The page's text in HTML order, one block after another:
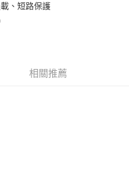
費
、短路保護
相關推薦